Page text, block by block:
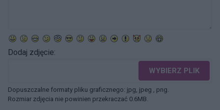
Dodaj zdjęcie:
WYBIERZ PLIK
Dopuszczalne formaty pliku graficznego: jpg, jpeg , png.
Rozmiar zdjęcia nie powinien przekraczać 0.6MB.